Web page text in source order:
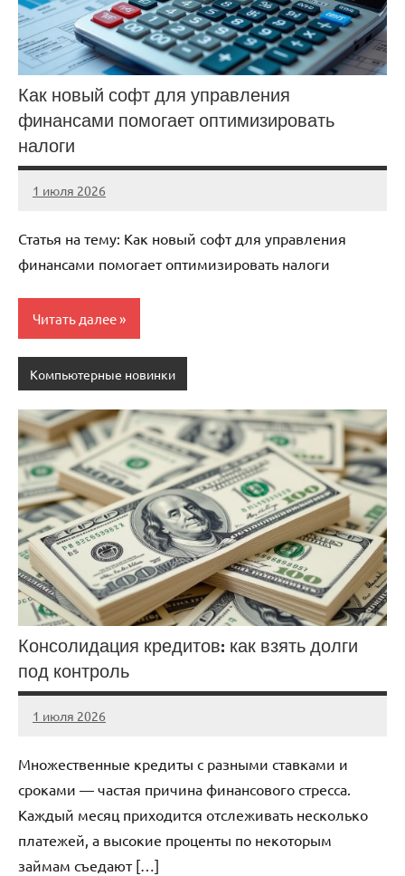
Как новый софт для управления
финансами помогает оптимизировать
налоги
1 июля 2026
stroicentr_m
Нет
Статья на тему: Как новый софт для управления
финансами помогает оптимизировать налоги
Читать далее
Компьютерные новинки
Консолидация кредитов: как взять долги
под контроль
1 июля 2026
stroicentr_m
Нет
Множественные кредиты с разными ставками и
сроками — частая причина финансового стресса.
Каждый месяц приходится отслеживать несколько
платежей, а высокие проценты по некоторым
займам съедают […]